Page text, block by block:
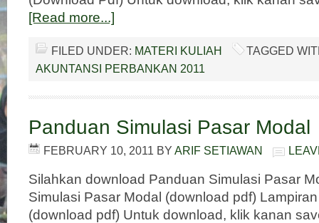
[Read more...]
FILED UNDER: MATERI KULIAH
TAGGED
AKUNTANSI PERBANKAN 2011
Panduan Simulasi Pasar Modal
FEBRUARY 10, 2011 BY ARIF SETIAWAN
Silahkan download Panduan Simulasi Pasar
Simulasi Pasar Modal (download pdf)
(download pdf) Untuk download, klik kanan